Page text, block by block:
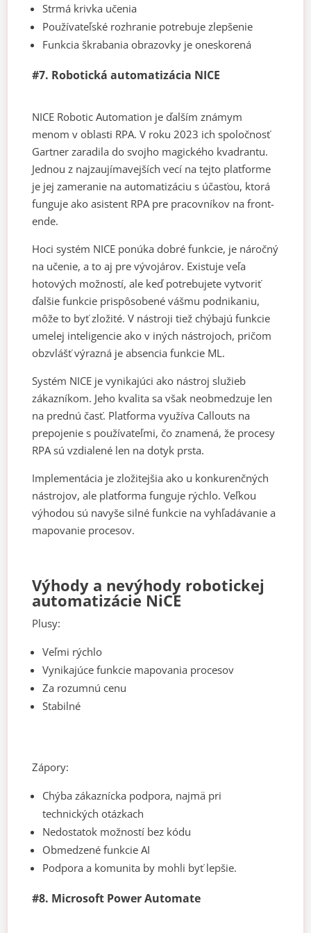
Strmá krivka učenia
Používateľské rozhranie potrebuje zlepšenie
Funkcia škrabania obrazovky je oneskorená
#7. Robotická automatizácia NICE
NICE Robotic Automation je ďalším známym
menom v oblasti RPA. V roku 2023 ich spoločnosť
Gartner zaradila do svojho magického kvadrantu.
Jednou z najzaujímavejších vecí na tejto platforme
je jej zameranie na automatizáciu s účasťou, ktorá
funguje ako asistent RPA pre pracovníkov na front-
ende.
Hoci systém NICE ponúka dobré funkcie, je náročný
na učenie, a to aj pre vývojárov. Existuje veľa
hotových možností, ale keď potrebujete vytvoriť
ďalšie funkcie prispôsobené vášmu podnikaniu,
môže to byť zložité. V nástroji tiež chýbajú funkcie
umelej inteligencie ako v iných nástrojoch, pričom
obzvlášť výrazná je absencia funkcie ML.
Systém NICE je vynikajúci ako nástroj služieb
zákazníkom. Jeho kvalita sa však neobmedzuje len
na prednú časť. Platforma využíva Callouts na
prepojenie s používateľmi, čo znamená, že procesy
RPA sú vzdialené len na dotyk prsta.
Implementácia je zložitejšia ako u konkurenčných
nástrojov, ale platforma funguje rýchlo. Veľkou
výhodou sú navyše silné funkcie na vyhľadávanie a
mapovanie procesov.
Výhody a nevýhody robotickej
automatizácie NiCE
Plusy:
Veľmi rýchlo
Vynikajúce funkcie mapovania procesov
Za rozumnú cenu
Stabilné
Zápory:
Chýba zákaznícka podpora, najmä pri
technických otázkach
Nedostatok možností bez kódu
Obmedzené funkcie AI
Podpora a komunita by mohli byť lepšie.
#8. Microsoft Power Automate